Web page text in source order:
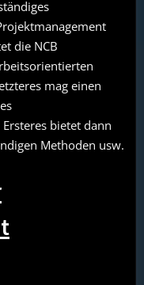
die NCB
mag einen
bietet dann
Methoden usw.